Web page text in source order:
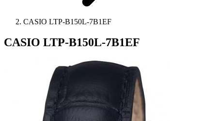
CASIO LTP-B150L-7B1EF
CASIO LTP-B150L-7B1EF